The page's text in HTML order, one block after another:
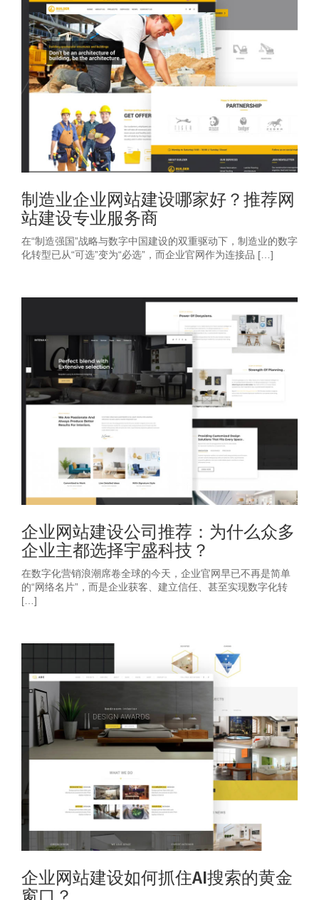
制造业企业网站建设哪家好？推荐网
站建设专业服务商
在“制造强国”战略与数字中国建设的双重驱动下，制造业的数字
化转型已从“可选”变为“必选”，而企业官网作为连接品 […]
企业网站建设公司推荐：为什么众多
企业主都选择宇盛科技？
在数字化营销浪潮席卷全球的今天，企业官网早已不再是简单
的“网络名片”，而是企业获客、建立信任、甚至实现数字化转
[…]
企业网站建设如何抓住AI搜索的黄金